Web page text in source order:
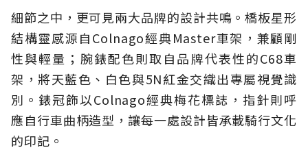
細節之中，更可見兩大品牌的設計共鳴。橋板星形
結構靈感源自Colnago經典Master車架，兼顧剛
性與輕量；腕錶配色則取自品牌代表性的C68車
架，將天藍色、白色與5N紅金交織出專屬視覺識
別。錶冠飾以Colnago經典梅花標誌，指針則呼
應自行車曲柄造型，讓每一處設計皆承載騎行文化
的印記。